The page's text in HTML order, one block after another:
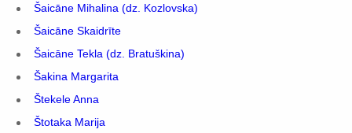
Šaicāne Mihalina (dz. Kozlovska)
Šaicāne Skaidrīte
Šaicāne Tekla (dz. Bratuškina)
Šakina Margarita
Štekele Anna
Štotaka Marija